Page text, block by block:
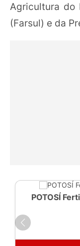
Agricultura do
(Farsul) e da
POTOSÍ